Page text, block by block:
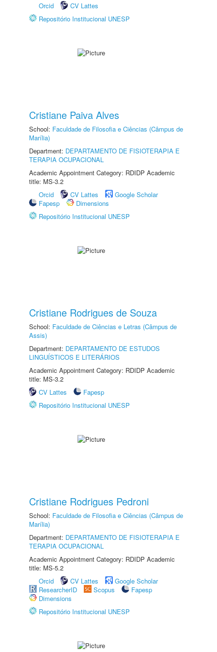
Orcid
CV Lattes
Repositório Institucional UNESP
Cristiane Paiva Alves
School: Faculdade de Filosofia e Ciências (Câmpus de
Marília)
Department: DEPARTAMENTO DE FISIOTERAPIA E
TERAPIA OCUPACIONAL
Academic Appointment Category: RDIDP Academic
title: MS-3.2
Orcid
CV Lattes
Google Scholar
Fapesp
Dimensions
Repositório Institucional UNESP
Cristiane Rodrigues de Souza
School: Faculdade de Ciências e Letras (Câmpus de
Assis)
Department: DEPARTAMENTO DE ESTUDOS
LINGUÍSTICOS E LITERÁRIOS
Academic Appointment Category: RDIDP Academic
title: MS-3.2
CV Lattes
Fapesp
Repositório Institucional UNESP
Cristiane Rodrigues Pedroni
School: Faculdade de Filosofia e Ciências (Câmpus de
Marília)
Department: DEPARTAMENTO DE FISIOTERAPIA E
TERAPIA OCUPACIONAL
Academic Appointment Category: RDIDP Academic
title: MS-5.2
Orcid
CV Lattes
Google Scholar
ResearcherID
Scopus
Fapesp
Dimensions
Repositório Institucional UNESP